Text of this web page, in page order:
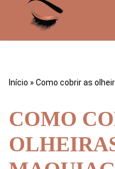
Início » Como cobrir as
COMO